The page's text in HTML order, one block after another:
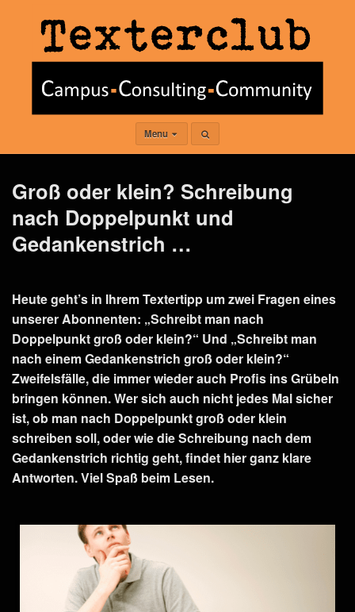
Menu
Groß oder klein? Schreibung
nach Doppelpunkt und
Gedankenstrich …
Heute geht’s in Ihrem Textertipp um zwei Fragen eines
unserer Abonnenten: „Schreibt man nach
Doppelpunkt groß oder klein?“ Und „Schreibt man
nach einem Gedankenstrich groß oder klein?“
Zweifelsfälle, die immer wieder auch Profis ins Grübeln
bringen können. Wer sich auch nicht jedes Mal sicher
ist, ob man nach Doppelpunkt groß oder klein
schreiben soll, oder wie die Schreibung nach dem
Gedankenstrich richtig geht, findet hier ganz klare
Antworten. Viel Spaß beim Lesen.